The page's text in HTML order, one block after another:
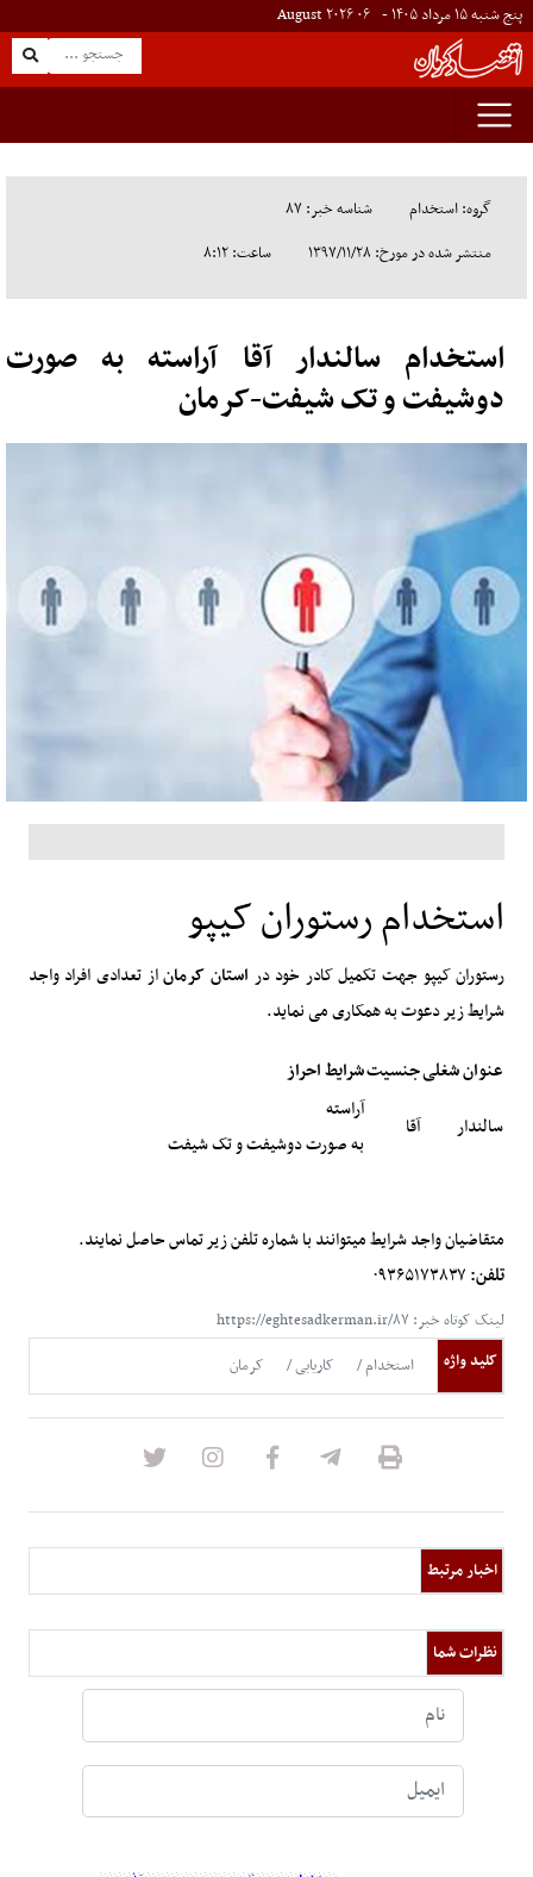
پنج شنبه ۱۵ مرداد ۱۴۰۵ - ۰۶۲۰۲۶
گروه: استخدام
شناسه خبر: ۸۷
منتشر شده در مورخ: ۱۳۹۷/۱۱/۲۸
ساعت: ۸:۱۲
استخدام سالندار آقا آراسته به صورت
دوشیفت و تک شیفت-کرمان
استخدام رستوران کیپو
رستوران کیپو جهت تکمیل کادر خود در استان کرماناز تعدادی افراد واجد
شرایط زیر دعوت به همکاری می نماید.
عنوان شغلیجنسیتشرایط احراز
سالندار
آقا
آراسته
به صورت دوشیفت و تک شیفت
متقاضیان واجد شرایط میتوانند با شماره تلفن زیر تماس حاصل نمایند.
تلفن: ۰۹۳۶۵۱۷۳۸۳۷
لینک کوتاه خبر: https://eghtesadkerman.ir/۸۷
کلید واژه
استخدام کاریابی کرمان
اخبار مرتبط
نظرات شما